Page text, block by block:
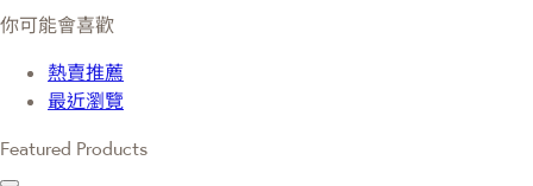
你可能會喜歡
熱賣推薦
最近瀏覽
Featured Products